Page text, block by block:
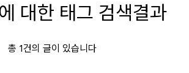
대한 태그 검색결과
총 1건의 글이 있습니다